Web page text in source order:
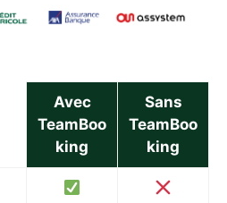
Avec
TeamBoo
king
Sans
TeamBoo
king